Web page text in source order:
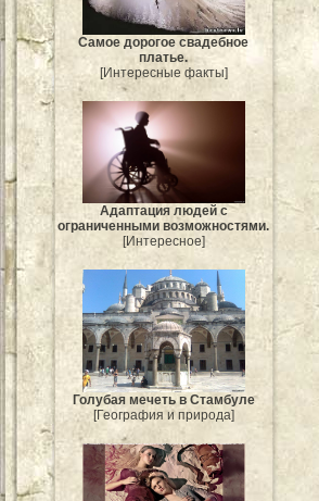
Самое дорогое свадебное
платье.
[Интересные факты]
Адаптация людей с
ограниченными возможностями.
[Интересное]
Голубая мечеть в Стамбуле
[География и природа]